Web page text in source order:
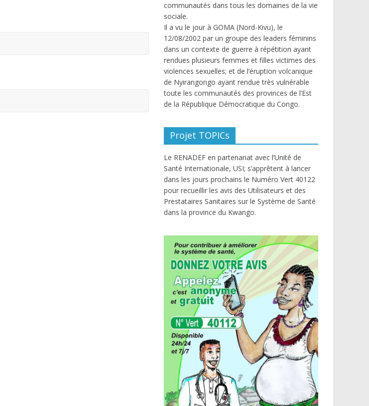
communautés dans tous les domaines de la vie
sociale.
Il a vu le jour à GOMA (Nord-Kivu), le
12/08/2002 par un groupe des leaders féminins
dans un contexte de guerre à répétition ayant
rendues plusieurs femmes et filles victimes des
violences sexuelles; et de l’éruption volcanique
de Nyirangongo ayant rendue très vulnérable
toute les communautés des provinces de l’Est
de la République Démocratique du Congo.
Projet TOPICs
Le RENADEF en partenariat avec l’Unité de
Santé Internationale, USI; s’apprêtent à lancer
dans les jours prochains le Numéro Vert 40122
pour recueillir les avis des Utilisateurs et des
Prestataires Sanitaires sur le Système de Santé
dans la province du Kwango.